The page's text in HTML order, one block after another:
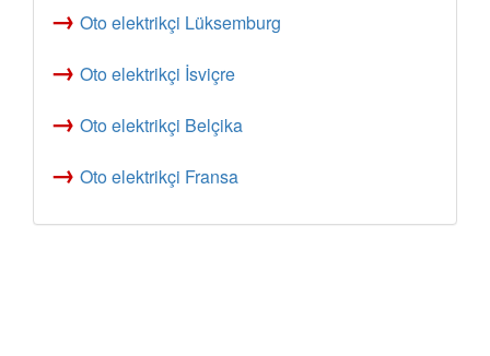
→ Oto elektrikçi Lüksemburg
→ Oto elektrikçi İsviçre
→ Oto elektrikçi Belçika
→ Oto elektrikçi Fransa